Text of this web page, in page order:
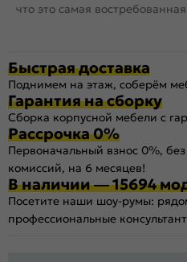
что это самая
Быстрая доставка
Поднимем на этаж, соберём
Гарантия на сборку
Сборка корпусной мебели с
Рассрочка 0%
Первоначальный взнос 0%,
комиссий, на 6 месяцев!
В наличии — 15694
Посетите наши шоу-румы:
профессиональные